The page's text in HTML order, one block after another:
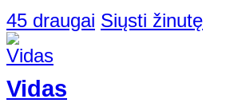
45 draugai Siųsti žinutę
Vidas